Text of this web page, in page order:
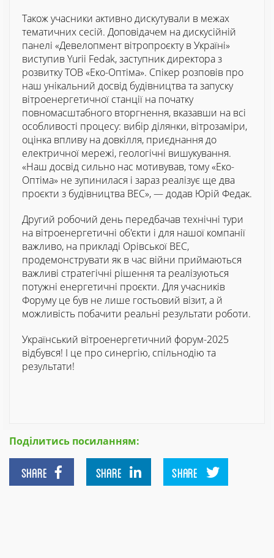
Також учасники активно дискутували в межах
тематичних сесій. Доповідачем на дискусійній
панелі «Девелопмент вітропроєкту в Україні»
виступив Yurii Fedak, заступник директора з
розвитку ТОВ «Еко-Оптіма». Спікер розповів про
наш унікальний досвід будівництва та запуску
вітроенергетичної станції на початку
повномасштабного вторгнення, вказавши на всі
особливості процесу: вибір ділянки, вітрозаміри,
оцінка впливу на довкілля, приєднання до
електричної мережі, геологічні вишукування.
«Наш досвід сильно нас мотивував, тому «Еко-
Оптіма» не зупинилася і зараз реалізує ще два
проєкти з будівництва ВЕС», — додав Юрій Федак.
Другий робочий день передбачав технічні тури
на вітроенергетичні об'єкти і для нашої компанії
важливо, на прикладі Орівської ВЕС,
продемонструвати як в час війни приймаються
важливі стратегічні рішення та реалізуються
потужні енергетичні проєкти. Для учасників
Форуму це був не лише гостьовий візит, а й
можливість побачити реальні результати роботи.
Український вітроенергетичний форум-2025
відбувся! І це про синергію, спільнодію та
результати!
Поділитись посиланням:
SHARE SHARE SHARE